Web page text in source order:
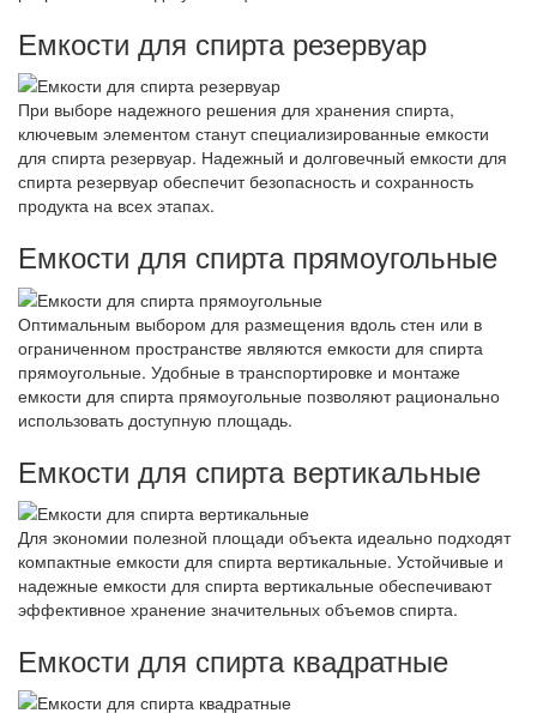
Емкости для спирта резервуар
При выборе надежного решения для хранения спирта,
ключевым элементом станут специализированные емкости
для спирта резервуар. Надежный и долговечный емкости для
спирта резервуар обеспечит безопасность и сохранность
продукта на всех этапах.
Емкости для спирта прямоугольные
Оптимальным выбором для размещения вдоль стен или в
ограниченном пространстве являются емкости для спирта
прямоугольные. Удобные в транспортировке и монтаже
емкости для спирта прямоугольные позволяют рационально
использовать доступную площадь.
Емкости для спирта вертикальные
Для экономии полезной площади объекта идеально подходят
компактные емкости для спирта вертикальные. Устойчивые и
надежные емкости для спирта вертикальные обеспечивают
эффективное хранение значительных объемов спирта.
Емкости для спирта квадратные